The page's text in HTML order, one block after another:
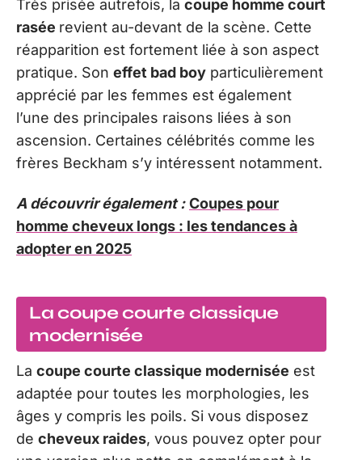
Très prisée autrefois, la coupe homme court
rasée revient au-devant de la scène. Cette
réapparition est fortement liée à son aspect
pratique. Son effet bad boy particulièrement
apprécié par les femmes est également
l’une des principales raisons liées à son
ascension. Certaines célébrités comme les
frères Beckham s’y intéressent notamment.
A découvrir également : Coupes pour
homme cheveux longs : les tendances à
adopter en 2025
La coupe courte classique
modernisée
La coupe courte classique modernisée est
adaptée pour toutes les morphologies, les
âges y compris les poils. Si vous disposez
de cheveux raides, vous pouvez opter pour